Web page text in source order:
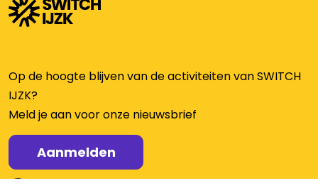
Op de hoogte blijven van de activiteiten van SWITCH
IJZK?
Meld je aan voor onze nieuwsbrief
Aanmelden